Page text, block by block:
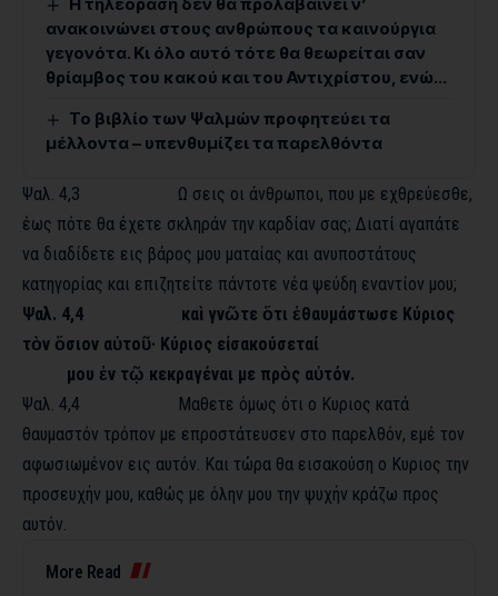
Η τηλεόραση δεν θα προλαβαίνει ν’
ανακοινώνει στους ανθρώπους τα καινούργια
γεγονότα. Κι όλο αυτό τότε θα θεωρείται σαν
θρίαµβος του κακού και του Αντιχρίστου, ενώ…
Το βιβλίο των Ψαλμών προφητεύει τα
μέλλοντα – υπενθυμίζει τα παρελθόντα
Ψαλ. 4,3 Ω σεις οι άνθρωποι, που με εχθρεύεσθε,
έως πότε θα έχετε σκληράν την καρδίαν σας; Διατί αγαπάτε
να διαδίδετε εις βάρος μου ματαίας και ανυποστάτους
κατηγορίας και επιζητείτε πάντοτε νέα ψεύδη εναντίον μου;
Ψαλ. 4,4 καὶ γνῶτε ὅτι ἐθαυμάστωσε Κύριος
τὸν ὅσιον αὐτοῦ· Κύριος εἰσακούσεταί
μου ἐν τῷ κεκραγέναι με πρὸς αὐτόν.
Ψαλ. 4,4 Μαθετε όμως ότι ο Κυριος κατά
θαυμαστόν τρόπον με επροστάτευσεν στο παρελθόν, εμέ τον
αφωσιωμένον εις αυτόν. Και τώρα θα εισακούση ο Κυριος την
προσευχήν μου, καθώς με όλην μου την ψυχήν κράζω προς
αυτόν.
More Read